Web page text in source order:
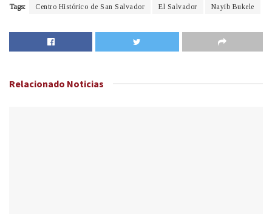
Tags: Centro Histórico de San Salvador El Salvador Nayib Bukele
Relacionado Noticias